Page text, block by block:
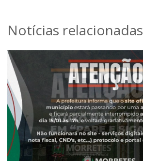
Notícias relacionadas